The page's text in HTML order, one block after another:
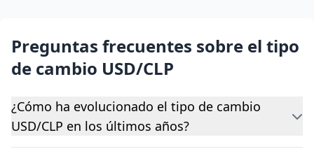
Preguntas frecuentes sobre el tipo
de cambio USD/CLP
¿Cómo ha evolucionado el tipo de cambio
USD/CLP en los últimos años?